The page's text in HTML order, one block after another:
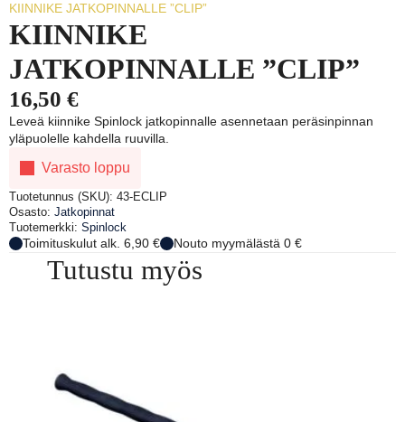
KIINNIKE JATKOPINNALLE ”CLIP”
KIINNIKE
JATKOPINNALLE ”CLIP”
16,50 €
Leveä kiinnike Spinlock jatkopinnalle asennetaan peräsinpinnan
yläpuolelle kahdella ruuvilla.
Varasto loppu
Tuotetunnus (SKU): 43-ECLIP
Osasto: Jatkopinnat
Tuotemerkki: Spinlock
Toimituskulut alk. 6,90 € Nouto myymälästä 0 €
Tutustu myös